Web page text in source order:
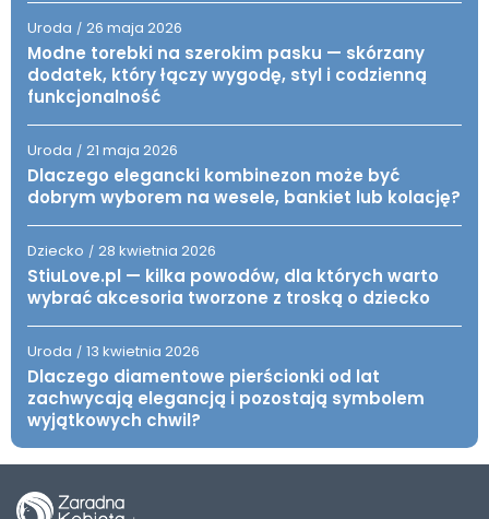
Uroda / 26 maja 2026
Modne torebki na szerokim pasku — skórzany
dodatek, który łączy wygodę, styl i codzienną
funkcjonalność
Uroda / 21 maja 2026
Dlaczego elegancki kombinezon może być
dobrym wyborem na wesele, bankiet lub kolację?
Dziecko / 28 kwietnia 2026
StiuLove.pl — kilka powodów, dla których warto
wybrać akcesoria tworzone z troską o dziecko
Uroda / 13 kwietnia 2026
Dlaczego diamentowe pierścionki od lat
zachwycają elegancją i pozostają symbolem
wyjątkowych chwil?